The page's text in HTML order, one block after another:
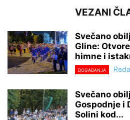
VEZANI
Svečano
Gline:
himne i
DOGAĐANJA
Svečano
Gospodnje i
Solini kod...